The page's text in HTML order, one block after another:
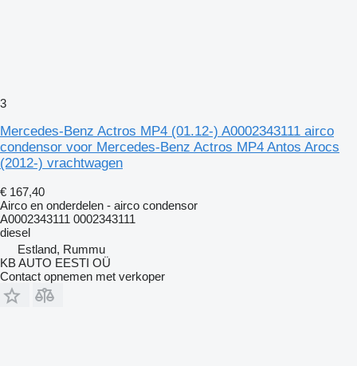
3
Mercedes-Benz Actros MP4 (01.12-) A0002343111 airco
condensor voor Mercedes-Benz Actros MP4 Antos Arocs
(2012-) vrachtwagen
€ 167,40
Airco en onderdelen - airco condensor
A0002343111 0002343111
diesel
Estland, Rummu
KB AUTO EESTI OÜ
Contact opnemen met verkoper